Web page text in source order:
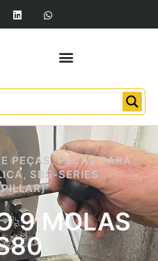
PEÇAS,PEÇAS PARA
, SBS-SERIES
9 MOLAS